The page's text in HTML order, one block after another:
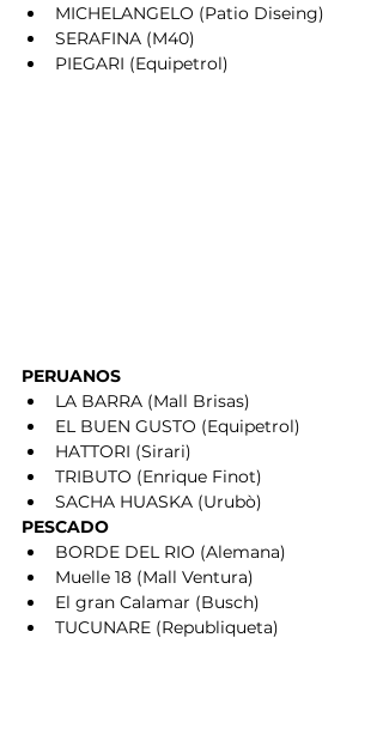
MICHELANGELO (Patio Diseing)
SERAFINA (M40)
PIEGARI (Equipetrol)
PERUANOS
LA BARRA (Mall Brisas)
EL BUEN GUSTO (Equipetrol)
HATTORI (Sirari)
TRIBUTO (Enrique Finot)
SACHA HUASKA (Urubò)
PESCADO
BORDE DEL RIO (Alemana)
Muelle 18 (Mall Ventura)
El gran Calamar (Busch)
TUCUNARE (Republiqueta)